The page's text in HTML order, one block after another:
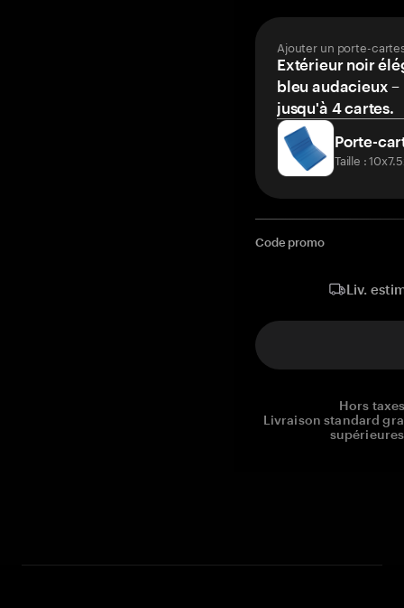
Ajouter un porte-
Extérieur noir
bleu audacieux
jusqu'à 4 cartes.
Porte-
Taille :
Code promo
Liv.
Hors
Livraison standard